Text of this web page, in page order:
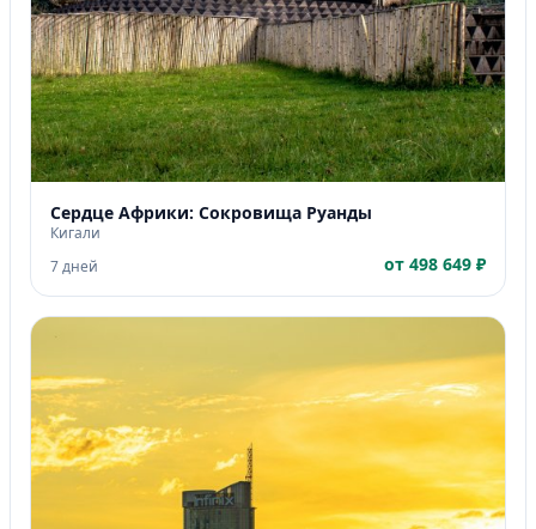
Сердце Африки: Сокровища Руанды
Кигали
7 дней
от 498 649 ₽